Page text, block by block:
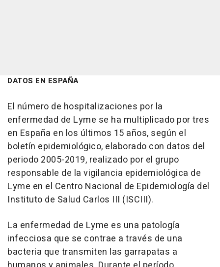
DATOS EN ESPAÑA
El número de hospitalizaciones por la
enfermedad de Lyme se ha multiplicado por tres
en España en los últimos 15 años, según el
boletín epidemiológico, elaborado con datos del
periodo 2005-2019, realizado por el grupo
responsable de la vigilancia epidemiológica de
Lyme en el Centro Nacional de Epidemiología del
Instituto de Salud Carlos III (ISCIII).
La enfermedad de Lyme es una patología
infecciosa que se contrae a través de una
bacteria que transmiten las garrapatas a